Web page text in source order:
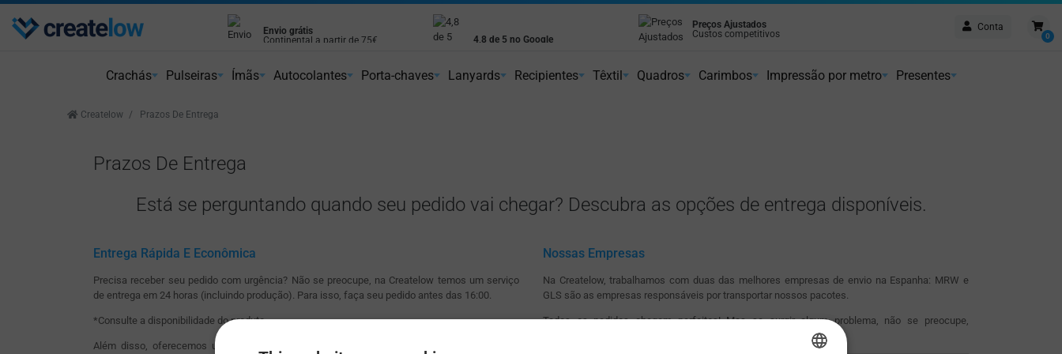
0
Conta
Entrega em 24 horas
Envio grátis
Continental a partir de 75€
4,8 de 5 no Google
Preços Ajustados
Custos competitivos
Crachás Pulseiras Ímãs Autocolantes Porta-chaves Lanyards Recipientes Têxtil Quadros Carimbos Impressão por metro Presentes
Createlow Prazos De Entrega
Prazos De Entrega
Está se perguntando quando seu pedido vai chegar? Descubra as opções de entrega disponíveis.
Entrega Rápida E Econômica
Precisa receber seu pedido com urgência? Não se preocupe, na Createlow temos um serviço
de entrega em 24 horas (incluindo produção). Para isso, faça seu pedido antes das 16:00.
*Consulte a disponibilidade do produto.
Além disso, oferecemos um serviço de entrega muito econômico. Por apenas 4,90€, seus
Nossas Empresas
Na Createlow, trabalhamos com duas das melhores empresas de envio na Espanha: MRW e
GLS são as empresas responsáveis por transportar nossos pacotes.
Todos os pedidos chegam perfeitos! Mas se surgir algum problema, não se preocupe,